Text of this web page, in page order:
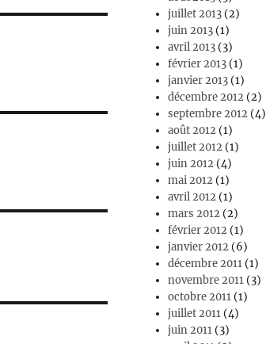
juillet 2013 (2)
juin 2013 (1)
avril 2013 (3)
février 2013 (1)
janvier 2013 (1)
décembre 2012 (2)
septembre 2012 (4)
août 2012 (1)
juillet 2012 (1)
juin 2012 (4)
mai 2012 (1)
avril 2012 (1)
mars 2012 (2)
février 2012 (1)
janvier 2012 (6)
décembre 2011 (1)
novembre 2011 (3)
octobre 2011 (1)
juillet 2011 (4)
juin 2011 (3)